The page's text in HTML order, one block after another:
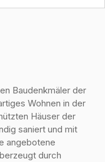
Baudenkmäler der
Wohnen in der
Häuser der
saniert und mit
angebotene
durch